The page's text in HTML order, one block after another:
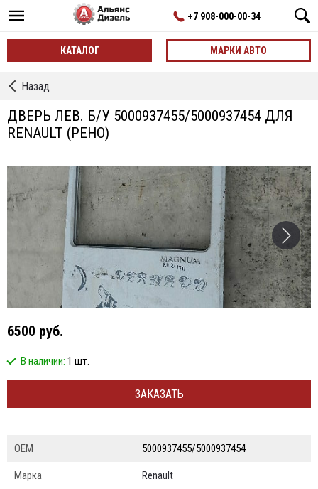
+7 908-000-00-34
КАТАЛОГ МАРКИ АВТО
←Назад
ДВЕРЬ ЛЕВ. Б/У 5000937455/5000937454 ДЛЯ
RENAULT (РЕНО)
6500 руб.
В наличии: 1 шт.
ЗАКАЗАТЬ
ОЕМ 5000937455/5000937454
Марка Renault